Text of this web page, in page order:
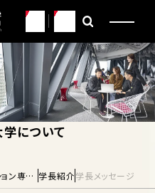
JP EN
について
国際ファッション専門職大学について 学長紹介学長メッセージ